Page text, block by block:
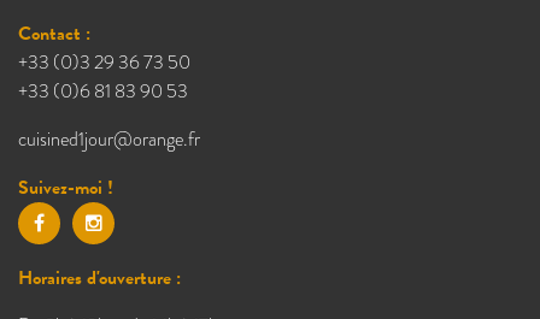
Contact :
+33 (0)3 29 36 73 50
+33 (0)6 81 83 90 53
cuisined1jour@orange.fr
Suivez-moi !
Horaires d'ouverture :